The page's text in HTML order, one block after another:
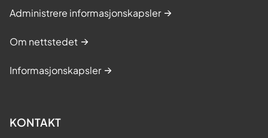
Administrere informasjonskapsler
Om nettstedet
Informasjonskapsler
KONTAKT